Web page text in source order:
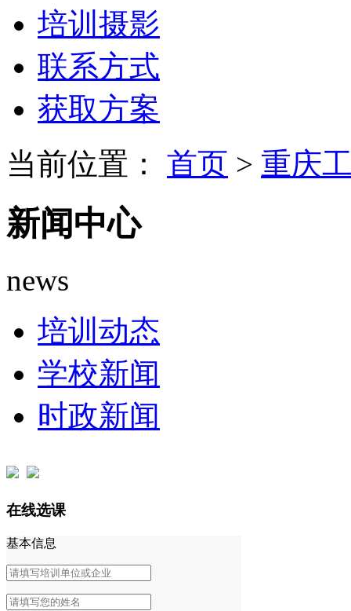
培训摄影
联系方式
获取方案
当前位置： 首页 > 重庆
新闻中心
news
培训动态
学校新闻
时政新闻
在线选课
基本信息